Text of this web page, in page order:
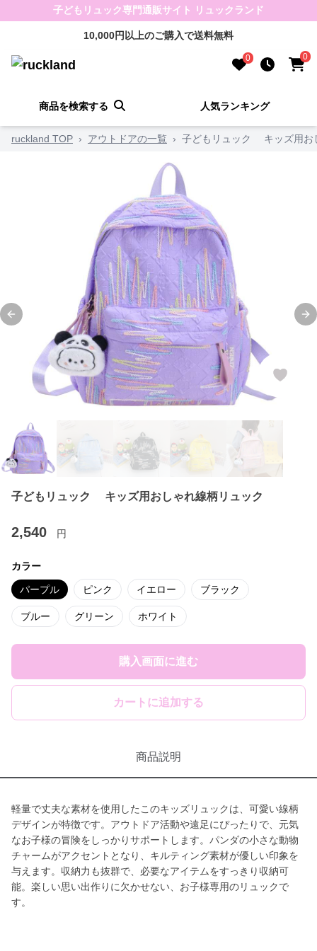
子どもリュック専門通販サイト リュックランド
10,000円以上のご購入で送料無料
0 0
商品を検索する 人気ランキング
ruckland TOP › アウトドアの一覧 › 子どもリュック キッズ用お
Previous slide
子どもリュック キッズ用おしゃれ線柄リュック
2,540 円
カラー
パープル ピンク イエロー ブラック
ブルー グリーン ホワイト
購入画面に進む
カートに追加する
商品説明
軽量で丈夫な素材を使用したこのキッズリュックは、可愛い線柄
デザインが特徴です。アウトドア活動や遠足にぴったりで、元気
なお子様の冒険をしっかりサポートします。パンダの小さな動物
チャームがアクセントとなり、キルティング素材が優しい印象を
与えます。収納力も抜群で、必要なアイテムをすっきり収納可
能。楽しい思い出作りに欠かせない、お子様専用のリュックで
す。